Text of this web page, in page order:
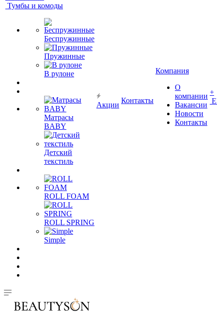
Тумбы и комоды
Беспружинные
Пружинные
В рулоне
Матрасы
BABY
Детский
текстиль
ROLL FOAM
ROLL SPRING
Simple
Акции
Контакты
Компания
О
компании
Вакансии
Новости
Контакты
+